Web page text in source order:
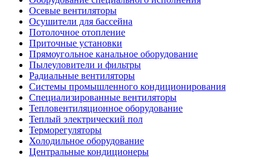
Осевые вентиляторы
Осушители для бассейна
Потолочное отопление
Приточные установки
Прямоугольное канальное оборудование
Пылеуловители и фильтры
Радиальные вентиляторы
Системы промышленного кондиционирования
Специализированные вентиляторы
Тепловентиляционное оборудование
Теплый электрический пол
Терморегуляторы
Холодильное оборудование
Центральные кондиционеры